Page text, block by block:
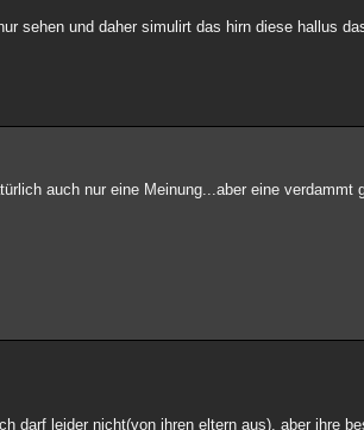
sehen und daher simulirt das hirn diese hallus
auch nur eine Meinung...aber eine verdammt
darf leider nicht(von ihren eltern aus). aber ihre